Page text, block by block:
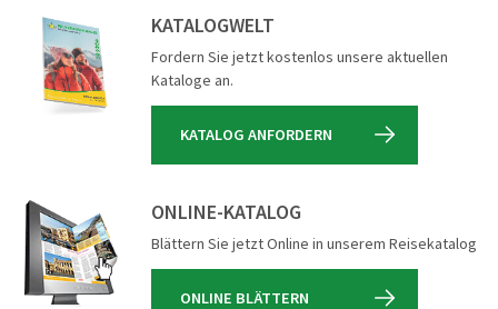
KATALOGWELT
Fordern Sie jetzt kostenlos unsere aktuellen
Kataloge an.
KATALOG ANFORDERN
ONLINE-KATALOG
Blättern Sie jetzt Online in unserem Reisekatalog
ONLINE BLÄTTERN